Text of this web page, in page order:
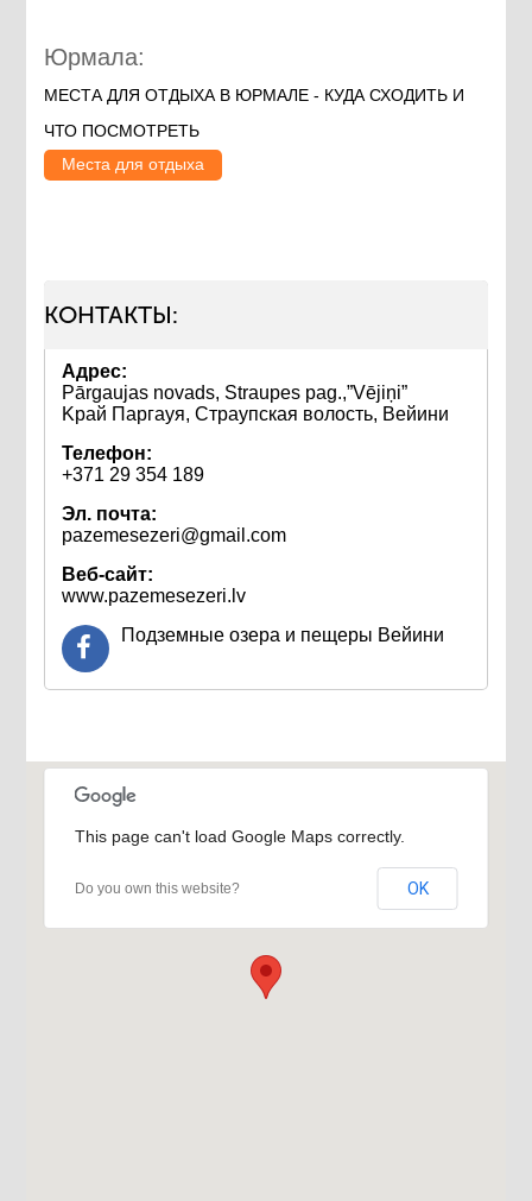
Юрмала:
МЕСТА ДЛЯ ОТДЫХА В ЮРМАЛЕ - КУДА СХОДИТЬ И
ЧТО ПОСМОТРЕТЬ
Места для отдыха
КОНТАКТЫ:
Адрес:
Pārgaujas novads, Straupes pag.,”Vējiņi”
Kрай Паргауя, Страупская волость, Вейини
Телефон:
+371 29 354 189
Эл. почта:
pazemesezeri@gmail.com
Веб-сайт:
www.pazemesezeri.lv
Подземные озера и пещеры Вейини
This page can't load Google Maps correctly.
Do you own this website? OK